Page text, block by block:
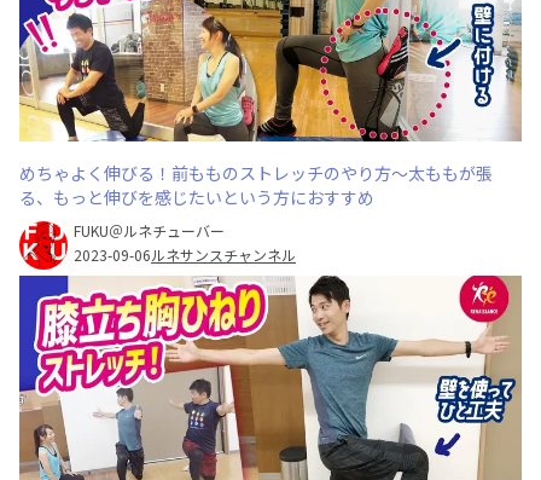
めちゃよく伸びる！前もものストレッチのやり方〜太ももが張
る、もっと伸びを感じたいという方におすすめ
FUKU＠ルネチューバー
2023-09-06ルネサンスチャンネル